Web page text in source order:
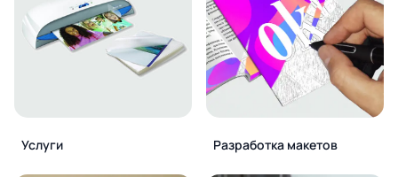
Услуги Разработка макетов